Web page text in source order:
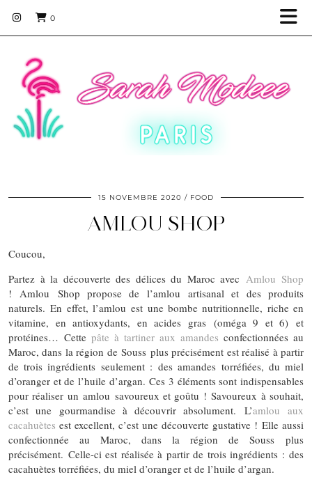
0
15 NOVEMBRE 2020 FOOD
AMLOU SHOP
Coucou,
Partez à la découverte des délices du Maroc avec Amlou Shop
! Amlou Shop propose de l’amlou artisanal et des produits
naturels. En effet, l’amlou est une bombe nutritionnelle, riche en
vitamine, en antioxydants, en acides gras (oméga 9 et 6) et
protéines… Cette pâte à tartiner aux amandes confectionnées au
Maroc, dans la région de Souss plus précisément est réalisé à partir
de trois ingrédients seulement : des amandes torréfiées, du miel
d’oranger et de l’huile d’argan. Ces 3 éléments sont indispensables
pour réaliser un amlou savoureux et goûtu ! Savoureux à souhait,
c’est une gourmandise à découvrir absolument. L’amlou aux
cacahuètes est excellent, c’est une découverte gustative ! Elle aussi
confectionnée au Maroc, dans la région de Souss plus
précisément. Celle-ci est réalisée à partir de trois ingrédients : des
cacahuètes torréfiées, du miel d’oranger et de l’huile d’argan.